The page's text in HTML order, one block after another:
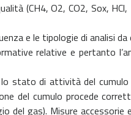
(CH4, O2, CO2, Sox,
e le tipologie di analisi
relative e pertanto
stato di attività del
del cumulo procede
del gas). Misure